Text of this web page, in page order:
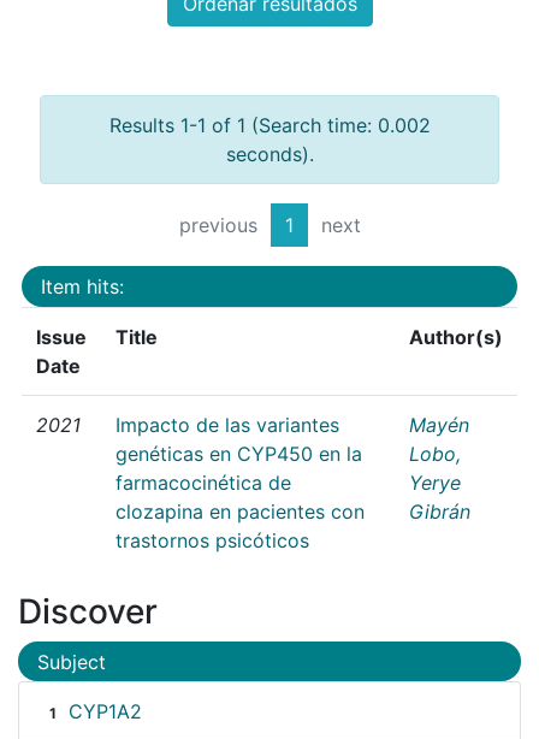
Results 1-1 of 1 (Search time: 0.002
seconds).
previous 1 next
Item hits:
Issue
Date
Title Author(s)
2021
Impacto de las variantes
genéticas en CYP450 en la
farmacocinética de
clozapina en pacientes con
trastornos psicóticos
Mayén
Lobo,
Yerye
Gibrán
Discover
Subject
1 CYP1A2